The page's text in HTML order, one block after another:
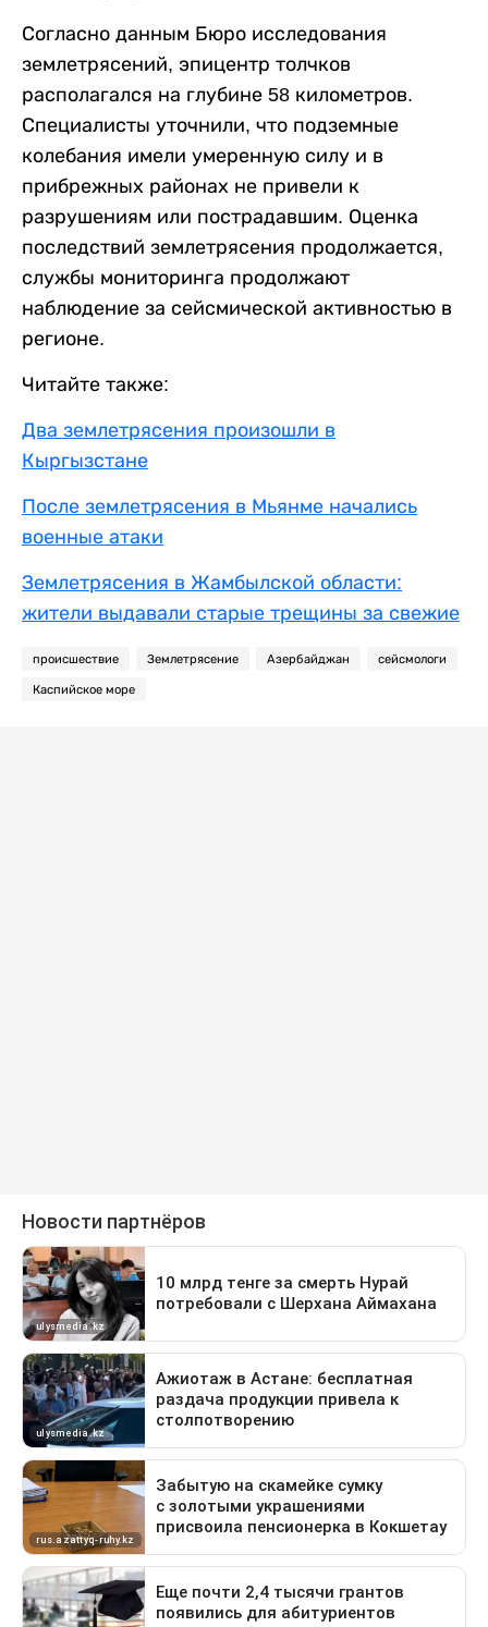
Согласно данным Бюро исследования
землетрясений, эпицентр толчков
располагался на глубине 58 километров.
Специалисты уточнили, что подземные
колебания имели умеренную силу и в
прибрежных районах не привели к
разрушениям или пострадавшим. Оценка
последствий землетрясения продолжается,
службы мониторинга продолжают
наблюдение за сейсмической активностью в
регионе.
Читайте также:
Два землетрясения произошли в
Кыргызстане
После землетрясения в Мьянме начались
военные атаки
Землетрясения в Жамбылской области:
жители выдавали старые трещины за свежие
происшествие Землетрясение Азербайджан сейсмологи
Каспийское море